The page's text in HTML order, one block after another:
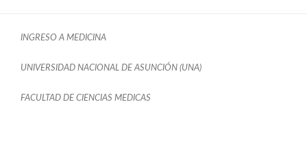
INGRESO A MEDICINA
UNIVERSIDAD NACIONAL DE ASUNCIÓN (UNA)
FACULTAD DE CIENCIAS MEDICAS